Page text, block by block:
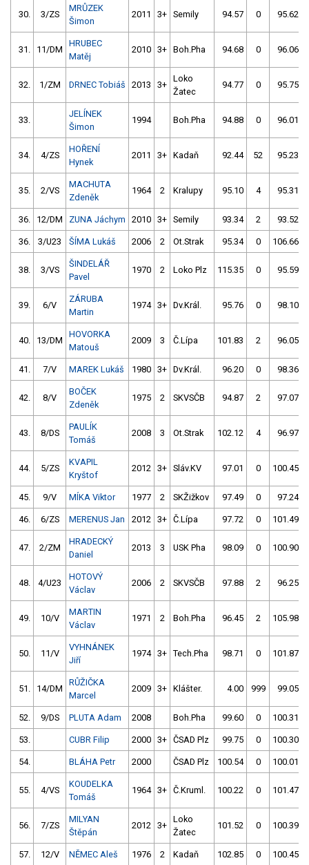
30. 3/ZS
MRŮZEK
Šimon
2011 3+ Semily 94.57 0 95.62
31. 11/DM
HRUBEC
Matěj
2010 3+ Boh.Pha 94.68 0 96.06
32. 1/ZM DRNEC Tobiáš 2013 3+
Loko
Žatec
94.77 0 95.75
33.
JELÍNEK
Šimon
1994 Boh.Pha 94.88 0 96.01
34. 4/ZS
HOŘENÍ
Hynek
2011 3+ Kadaň 92.44 52 95.23
35. 2/VS
MACHUTA
Zdeněk
1964 2 Kralupy 95.10 4 95.31
36. 12/DM ZUNA Jáchym 2010 3+ Semily 93.34 2 93.52
36. 3/U23 ŠÍMA Lukáš 2006 2 Ot.Strak 95.34 0 106.66
38. 3/VS
ŠINDELÁŘ
Pavel
1970 2 Loko Plz 115.35 0 95.59
39. 6/V
ZÁRUBA
Martin
1974 3+ Dv.Král. 95.76 0 98.10
40. 13/DM
HOVORKA
Matouš
2009 3 Č.Lípa 101.83 2 96.05
41. 7/V MAREK Lukáš 1980 3+ Dv.Král. 96.20 0 98.36
42. 8/V
BOČEK
Zdeněk
1975 2 SKVSČB 94.87 2 97.07
43. 8/DS
PAULÍK
Tomáš
2008 3 Ot.Strak 102.12 4 96.97
44. 5/ZS
KVAPIL
Kryštof
2012 3+ Sláv.KV 97.01 0 100.45
45. 9/V MÍKA Viktor 1977 2 SKŽižkov 97.49 0 97.24
46. 6/ZS MERENUS Jan 2012 3+ Č.Lípa 97.72 0 101.49
47. 2/ZM
HRADECKÝ
Daniel
2013 3 USK Pha 98.09 0 100.90
48. 4/U23
HOTOVÝ
Václav
2006 2 SKVSČB 97.88 2 96.25
49. 10/V
MARTIN
Václav
1971 2 Boh.Pha 96.45 2 105.98
50. 11/V
VYHNÁNEK
Jiří
1974 3+ Tech.Pha 98.71 0 101.87
51. 14/DM
RŮŽIČKA
Marcel
2009 3+ Klášter. 4.00 999 99.05
52. 9/DS PLUTA Adam 2008 Boh.Pha 99.60 0 100.31
53. CUBR Filip 2000 3+ ČSAD Plz 99.75 0 100.30
54. BLÁHA Petr 2000 ČSAD Plz 100.54 0 100.01
55. 4/VS
KOUDELKA
Tomáš
1964 3+ Č.Kruml. 100.22 0 101.47
56. 7/ZS
MILYAN
Štěpán
2012 3+
Loko
Žatec
101.52 0 100.39
57. 12/V NĚMEC Aleš 1976 2 Kadaň 102.85 0 100.45